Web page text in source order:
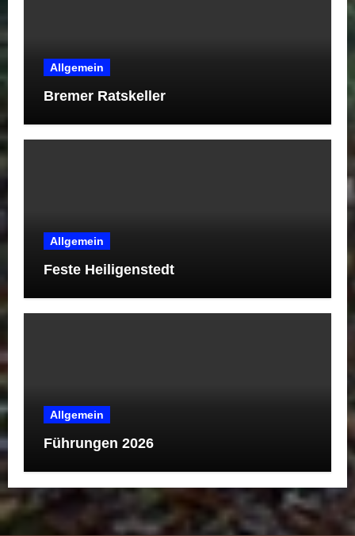
Allgemein
Bremer Ratskeller
Allgemein
Feste Heiligenstedt
Allgemein
Führungen 2026